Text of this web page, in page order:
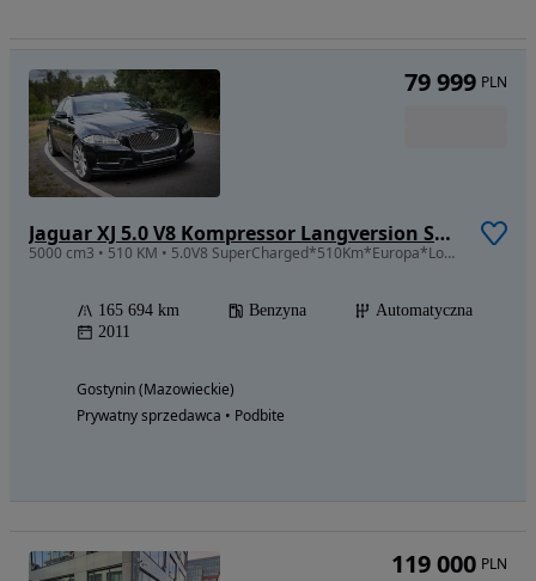
Jaguar XJ 5.0 V8 Kompressor Langversion Supersport
5000 cm3 • 510 KM • 5.0V8 SuperCharged*510Km*Europa*Long*166TysKM*Bezwypadkowy*MegaStan*
165 694 km Benzyna
Automatyczna
2011
Gostynin (Mazowieckie)
Prywatny sprzedawca • Podbite
79 999 PLN
119 000 PLN